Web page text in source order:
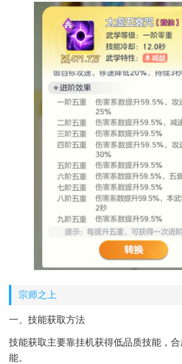
宗师之上
一、技能获取方法
技能获取主要靠挂机获得低品质技能，
能。